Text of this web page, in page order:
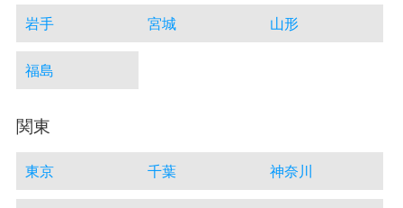
岩手 宮城 山形
福島
関東
東京 千葉 神奈川